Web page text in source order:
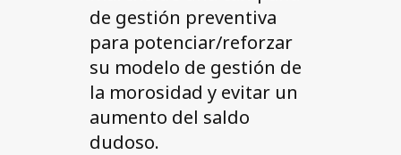
de gestión preventiva
para potenciar/reforzar
su modelo de gestión de
la morosidad y evitar un
aumento del saldo
dudoso.